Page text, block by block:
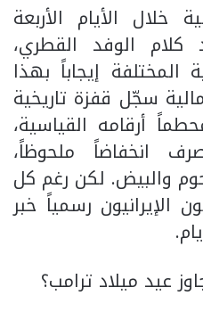
خلال الأيام الأربعة
الوفد القطري،
المختلفة إيجاباً بهذا
سجّل قفزة تاريخية
أرقامه القياسية،
انخفاضاً ملحوظاً،
والبيض. لكن رغم كل
الإيرانيون رسمياً خبر
عيد ميلاد ترامب؟